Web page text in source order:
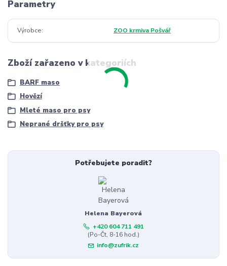
Parametry
Výrobce ZOO krmiva Pošvář
Zboží zařazeno v kategoriích
BARF maso
Hovězí
Mleté maso pro psy
Neprané dršťky pro psy
Potřebujete poradit?
Helena Bayerová
+420 604 711 491
(Po-Čt, 8-16 hod.)
info@zufrik.cz